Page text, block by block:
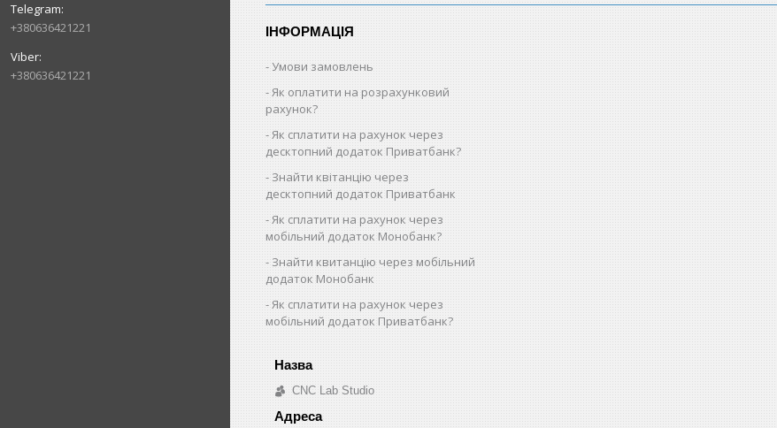
+380636421221
+380636421221
ІНФОРМАЦІЯ
Умови замовлень
Як оплатити на розрахунковий
рахунок?
Як cплатити на рахунок через
десктопний додаток Приватбанк?
Знайти квітанцію через
десктопний додаток Приватбанк
Як сплатити на рахунок через
мобільний додаток Монобанк?
Знайти квитанцію через мобільний
додаток Монобанк
Як сплатити на рахунок через
мобільний додаток Приватбанк?
CNC Lab Studio